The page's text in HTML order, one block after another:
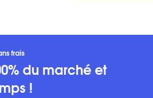
frais
du marché et
!